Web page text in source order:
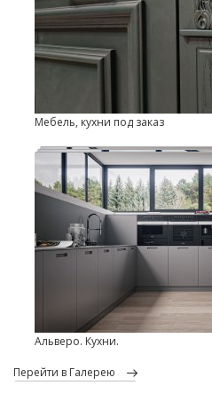
Мебель, кухни под заказ
Альверо. Кухни.
перейти в Галерею